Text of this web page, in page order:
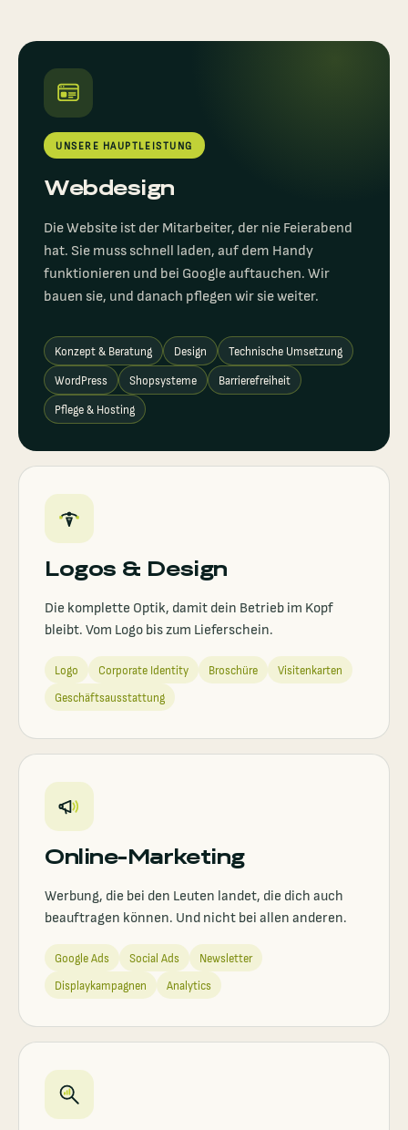
UNSERE HAUPTLEISTUNG
Webdesign
Die Website ist der Mitarbeiter, der nie Feierabend
hat. Sie muss schnell laden, auf dem Handy
funktionieren und bei Google auftauchen. Wir
bauen sie, und danach pflegen wir sie weiter.
Konzept & Beratung Design
Technische Umsetzung
WordPress
Shopsysteme
Barrierefreiheit
Pflege & Hosting
Logos & Design
Die komplette Optik, damit dein Betrieb im Kopf
bleibt. Vom Logo bis zum Lieferschein.
Logo Corporate Identity Broschüre
Visitenkarten
Geschäftsausstattung
Online-Marketing
Werbung, die bei den Leuten landet, die dich auch
beauftragen können. Und nicht bei allen anderen.
Google Ads Social Ads
Newsletter
Displaykampagnen
Analytics